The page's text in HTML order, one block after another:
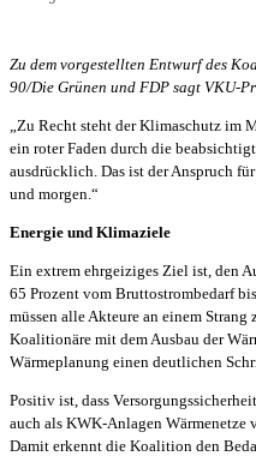
Zu dem vorgestellten Entwurf des
90/Die Grünen und FDP sagt VKU-
„Zu Recht steht der Klimaschutz im
ein roter Faden durch die
ausdrücklich. Das ist der Anspruch
und morgen.“
Energie und Klimaziele
Ein extrem ehrgeiziges Ziel ist, den
65 Prozent vom Bruttostrombedarf
müssen alle Akteure an einem
Koalitionäre mit dem Ausbau der
Wärmeplanung einen deutlichen
Positiv ist, dass
auch als KWK-Anlagen Wärmenetze
Damit erkennt die Koalition den